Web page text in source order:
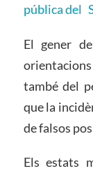
pública del
El gener
també del
que la
de falsos
Els estats